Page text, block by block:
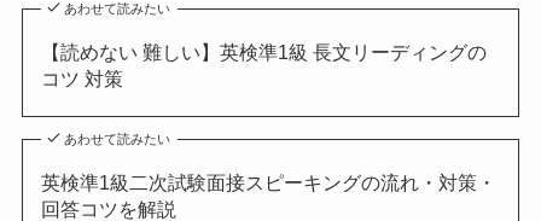
あわせて読みたい
【読めない 難しい】英検準1級 長文リーディングの
コツ 対策
あわせて読みたい
英検準1級二次試験面接スピーキングの流れ・対策・
回答コツを解説